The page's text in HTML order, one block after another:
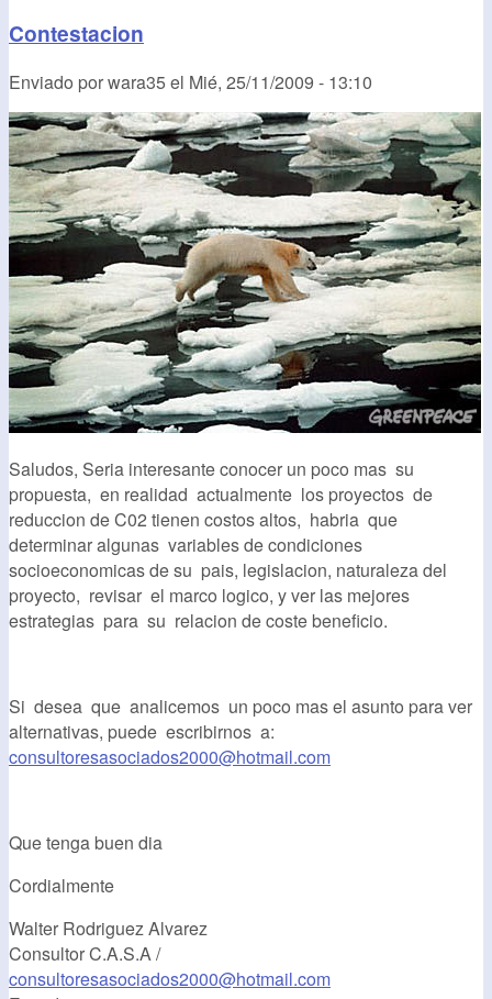
Contestacion
Enviado porwara35el Mié, 25/11/2009 - 13:10
Saludos, Seria interesante conocer un poco mas su
propuesta, en realidad actualmente los proyectos de
reduccion de C02 tienen costos altos, habria que
determinar algunas variables de condiciones
socioeconomicas de su pais, legislacion, naturaleza del
proyecto, revisar el marco logico, y ver las mejores
estrategias para su relacion de coste beneficio.
Si desea que analicemos un poco mas el asunto para ver
alternativas, puede escribirnos a:
consultoresasociados2000@hotmail.com
Que tenga buen dia
Cordialmente
Walter Rodriguez Alvarez
Consultor C.A.S.A /
consultoresasociados2000@hotmail.com